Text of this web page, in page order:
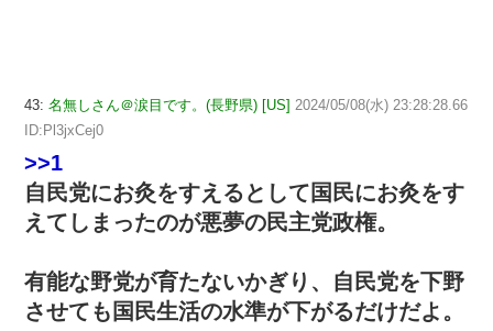
43: 名無しさん＠涙目です。(長野県) [US] 2024/05/08(水) 23:28:28.66
ID:Pl3jxCej0
>>1
自民党にお灸をすえるとして国民にお灸をす
えてしまったのが悪夢の民主党政権。
有能な野党が育たないかぎり、自民党を下野
させても国民生活の水準が下がるだけだよ。